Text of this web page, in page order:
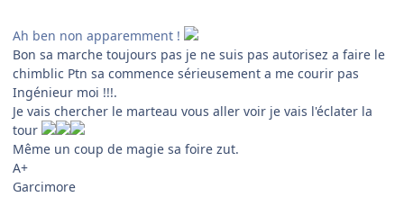
Ah ben non apparemment !
Bon sa marche toujours pas je ne suis pas autorisez a faire le
chimblic Ptn sa commence sérieusement a me courir pas
Ingénieur moi !!!.
Je vais chercher le marteau vous aller voir je vais l'éclater la
tour
Même un coup de magie sa foire zut.
A+
Garcimore